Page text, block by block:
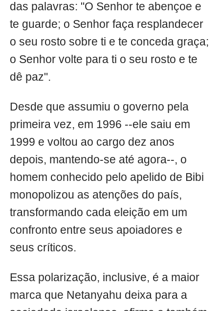
das palavras: "O Senhor te abençoe e
te guarde; o Senhor faça resplandecer
o seu rosto sobre ti e te conceda graça;
o Senhor volte para ti o seu rosto e te
dê paz".
Desde que assumiu o governo pela
primeira vez, em 1996 --ele saiu em
1999 e voltou ao cargo dez anos
depois, mantendo-se até agora--, o
homem conhecido pelo apelido de Bibi
monopolizou as atenções do país,
transformando cada eleição em um
confronto entre seus apoiadores e
seus críticos.
Essa polarização, inclusive, é a maior
marca que Netanyahu deixa para a